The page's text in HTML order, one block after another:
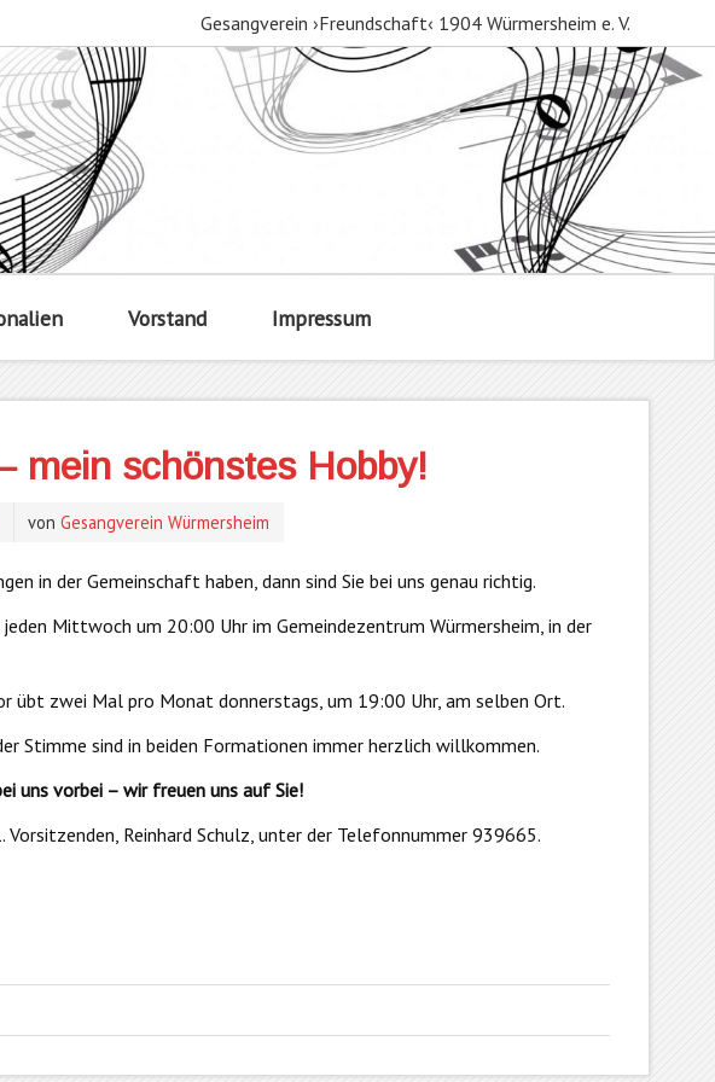
Gesangverein ›Freundschaft‹ 1904 Würmersheim e. V.
Vorstand Impressum
mein schönstes Hobby!
vonGesangverein Würmersheim
in der Gemeinschaft haben, dann sind Sie bei uns genau richtig.
Mittwoch um 20:00 Uhr im Gemeindezentrum Würmersheim, in der
übt zwei Mal pro Monat donnerstags, um 19:00 Uhr, am selben Ort.
Stimme sind in beiden Formationen immer herzlich willkommen.
uns vorbei – wir freuen uns auf Sie!
Reinhard Schulz, unter der Telefonnummer 939665.